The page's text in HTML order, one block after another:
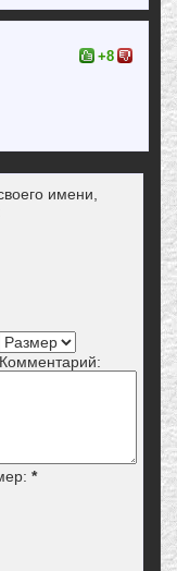
+8
имени,
Комментарий:
*